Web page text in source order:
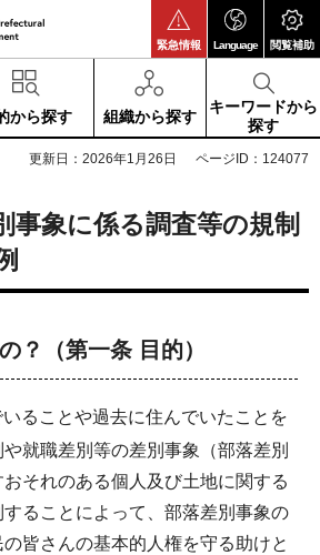
緊急情報 Language 閲覧補助
から探す 組織から探す
キーワードから
探す
更新日：2026年1月26日 ページID：124077
事象に係る調査等の規制
？（第一条 目的）
ることや過去に住んでいたことを
就職差別等の差別事象（部落差別
それのある個人及び土地に関する
ることによって、部落差別事象の
皆さんの基本的人権を守る助けと